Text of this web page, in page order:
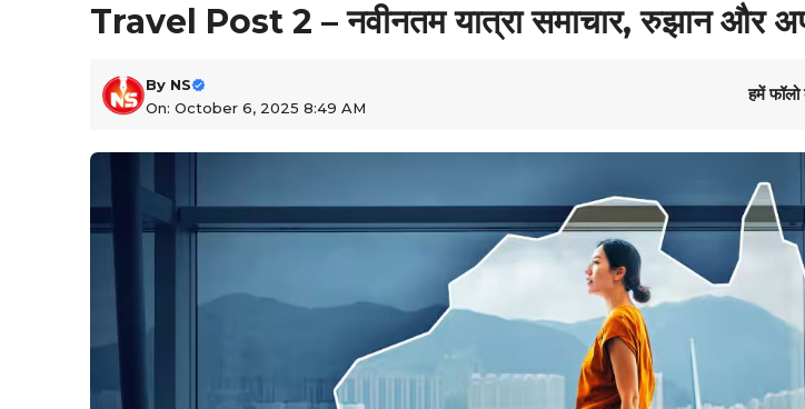
Travel Post 2 – नवीनतम यात्रा समाचार, रुझान और
By NS
On: October 6, 2025 8:49 AM
हमें